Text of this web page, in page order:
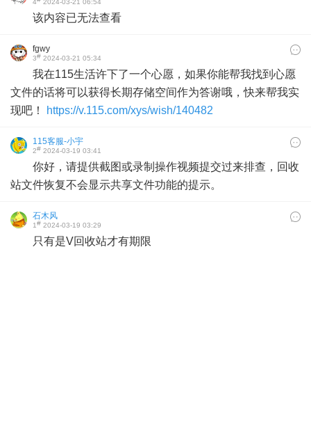
4 2024-03-21 06:54
该内容已无法查看
fgwy
3# 2024-03-21 05:34
我在115生活许下了一个心愿，如果你能帮我找到心愿
文件的话将可以获得长期存储空间作为答谢哦，快来帮我实
现吧！
https://v.115.com/xys/wish/140482
115客服-小宇
2# 2024-03-19 03:41
你好，请提供截图或录制操作视频提交过来排查，回收
站文件恢复不会显示共享文件功能的提示。
石木风
1# 2024-03-19 03:29
只有是V回收站才有期限